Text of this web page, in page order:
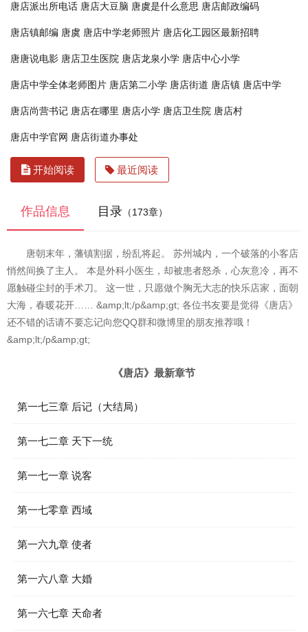
唐店派出所电话 唐店大豆脑 唐虞是什么意思 唐店邮政编码
唐店镇邮编 唐虞 唐店中学老师照片 唐店化工园区最新招聘
唐唐说电影 唐店卫生医院 唐店龙泉小学 唐店中心小学
唐店中学全体老师图片 唐店第二小学 唐店街道 唐店镇 唐店中学
唐店尚营书记 唐店在哪里 唐店小学 唐店卫生院 唐店村
唐店中学官网 唐店街道办事处
开始阅读 最近阅读
作品信息 目录 （173章）
唐朝末年，藩镇割据，纷乱将起。 苏州城内，一个破落的小客店
悄然间换了主人。 本是外科小医生，却被患者怒杀，心灰意冷，再不
愿触碰尘封的手术刀。 这一世，只愿做个胸无大志的快乐店家，面朝
大海，春暖花开…… &amp;lt;/p&amp;gt; 各位书友要是觉得《唐店》
还不错的话请不要忘记向您QQ群和微博里的朋友推荐哦！
&amp;lt;/p&amp;gt;
《唐店》最新章节
第一七三章 后记（大结局）
第一七二章 天下一统
第一七一章 说客
第一七零章 西域
第一六九章 使者
第一六八章 大婚
第一六七章 天命者